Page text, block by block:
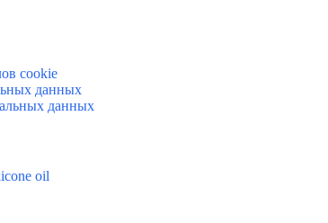
cookie
данных
данных
oil